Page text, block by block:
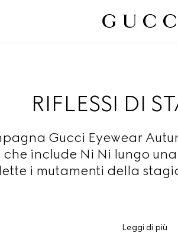
RIFLESSI DI
Gucci Eyewear
che include Ni Ni lungo
i mutamenti della
Leggi di più